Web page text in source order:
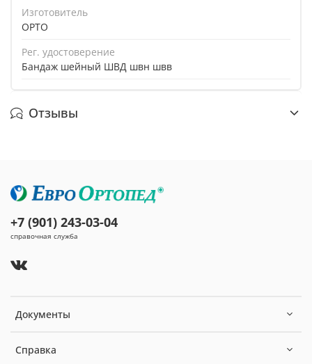
Изготовитель
ОРТО
Рег. удостоверение
Бандаж шейный ШВД швн швв
Отзывы
Документы
Справка
+7 (901) 243-03-04
справочная служба